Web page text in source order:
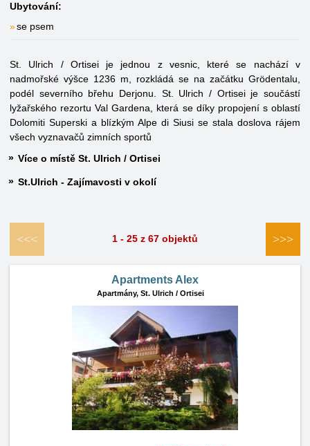
Ubytování:
se psem
St. Ulrich / Ortisei je jednou z vesnic, které se nachází v
nadmořské výšce 1236 m, rozkládá se na začátku Grödentalu,
podél severního břehu Derjonu. St. Ulrich / Ortisei je součástí
lyžařského rezortu Val Gardena, která se díky propojení s oblastí
Dolomiti Superski a blízkým Alpe di Siusi se stala doslova rájem
všech vyznavačů zimních sportů
Více o místě St. Ulrich / Ortisei
St.Ulrich - Zajímavosti v okolí
<<< 1 - 25 z 67 objektů >>>
Apartments Alex
Apartmány, St. Ulrich / Ortisei